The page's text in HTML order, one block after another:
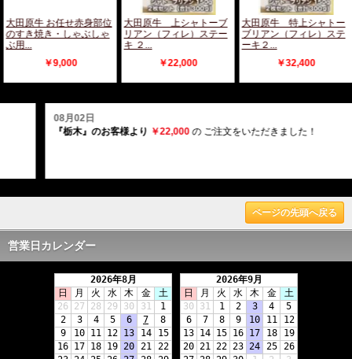
ページの先頭へ戻る
営業日カレンダー